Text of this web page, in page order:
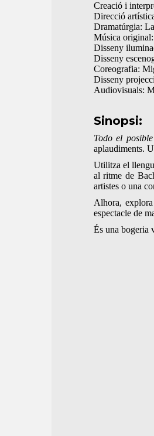
Creació i
Direcció
Dramatúrgia:
Música
Disseny
Disseny
Coreografia:
Disseny
Audiovisuals:
Sinopsi:
Todo el posible
aplaudiments.
Utilitza el
al ritme de
artistes o una
Alhora,
espectacle de
És una bogeria